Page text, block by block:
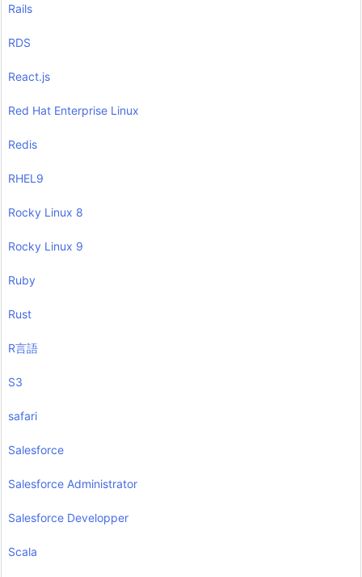
Rails
RDS
React.js
Red Hat Enterprise Linux
Redis
RHEL9
Rocky Linux 8
Rocky Linux 9
Ruby
Rust
R言語
S3
safari
Salesforce
Salesforce Administrator
Salesforce Developper
Scala